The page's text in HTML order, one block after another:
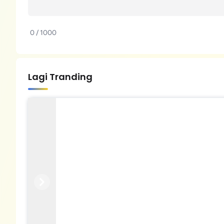
0 / 1000
Lagi Tranding